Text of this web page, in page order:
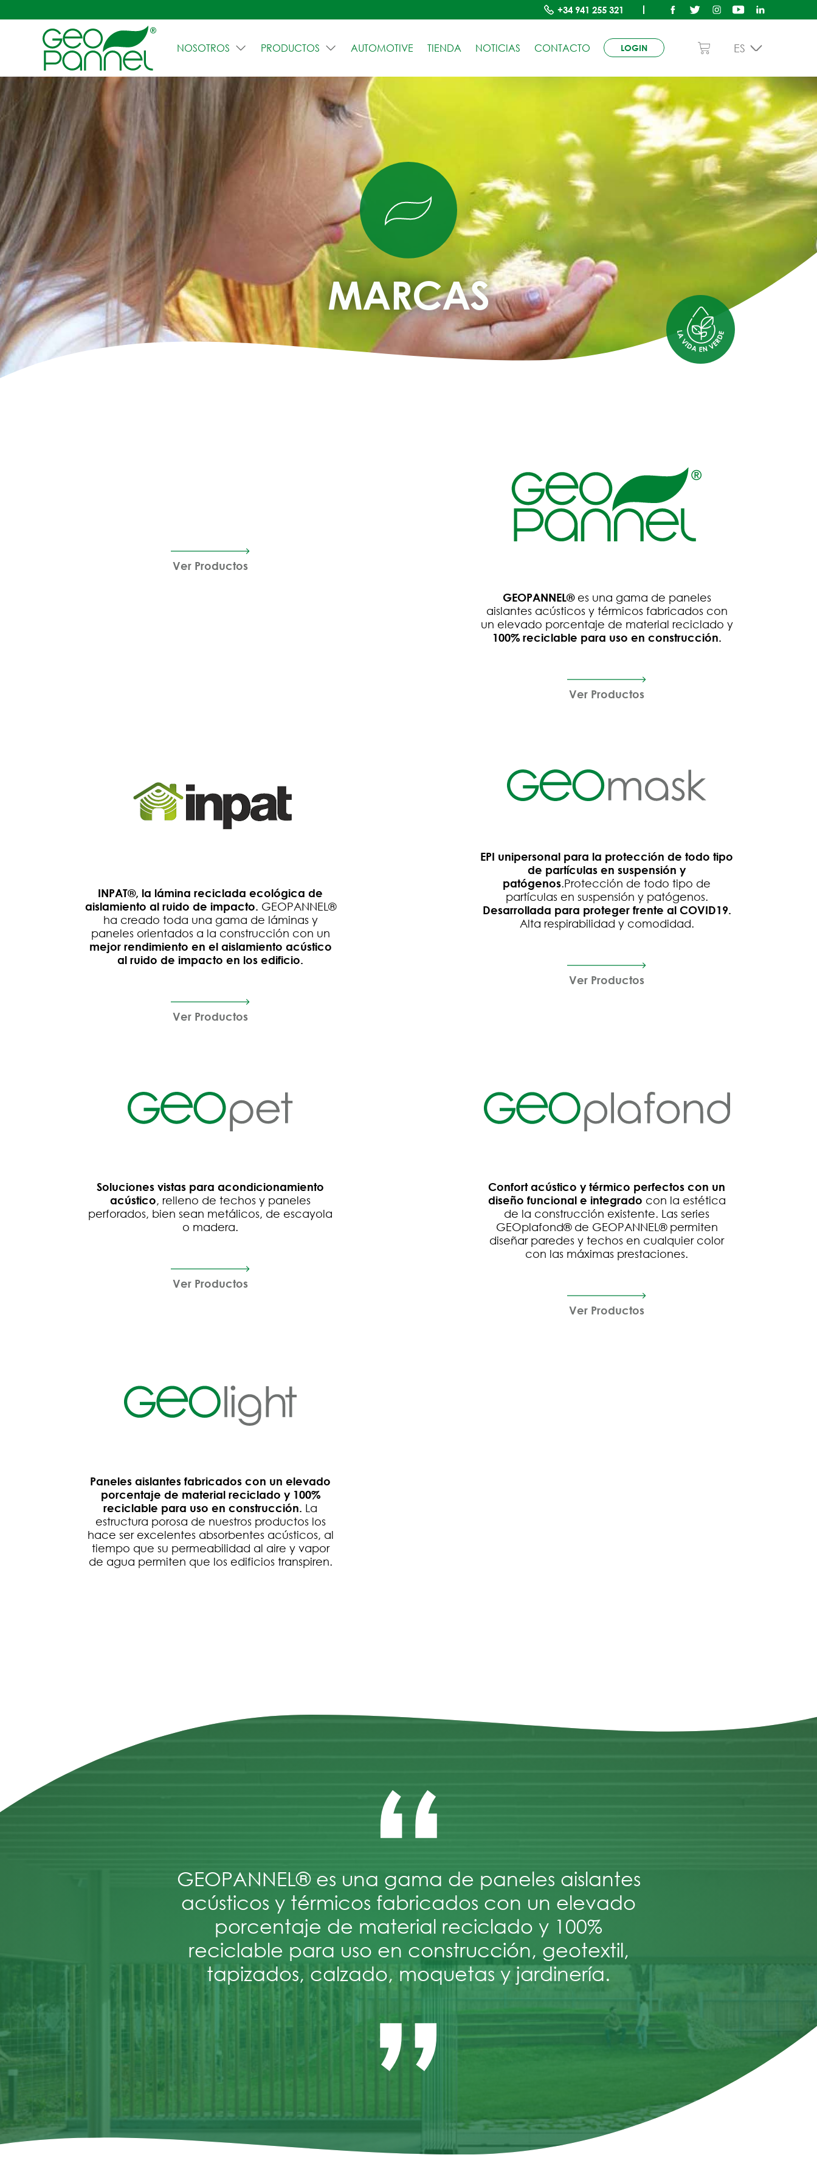
+34 941 255 321
NOSOTROS PRODUCTOS AUTOMOTIVE TIENDA NOTICIAS CONTACTO LOGIN ES
MARCAS
Ver Productos
GEOPANNEL®es una gama de paneles
aislantes acústicos y térmicos fabricados con
un elevado porcentaje de material reciclado y
100% reciclable para uso en construcción.
Ver Productos
INPAT®, la lámina reciclada ecológica de
aislamiento al ruido de impacto. GEOPANNEL®
ha creado toda una gama de láminas y
paneles orientados a la construcción con un
mejor rendimiento en el aislamiento acústico
al ruido de impacto en los edificio.
Ver Productos
EPI unipersonal para la protección de todo tipo
de partículas en suspensión y
patógenos.Protección de todo tipo de
partículas en suspensión y patógenos.
Desarrollada para proteger frente al COVID19.
Alta respirabilidad y comodidad.
Ver Productos
Soluciones vistas para acondicionamiento
acústico, relleno de techos y paneles
perforados, bien sean metálicos, de escayola
o madera.
Ver Productos
Confort acústico y térmico perfectos con un
diseño funcional e integrado con la estética
de la construcción existente. Las series
GEOplafond® de GEOPANNEL® permiten
diseñar paredes y techos en cualquier color
con las máximas prestaciones.
Ver Productos
Paneles aislantes fabricados con un elevado
porcentaje de material reciclado y 100%
reciclable para uso en construcción. La
estructura porosa de nuestros productos los
hace ser excelentes absorbentes acústicos, al
tiempo que su permeabilidad al aire y vapor
de agua permiten que los edificios transpiren.
“
GEOPANNEL® es una gama de paneles aislantes
acústicos y térmicos fabricados con un elevado
porcentaje de material reciclado y 100%
reciclable para uso en construcción, geotextil,
tapizados, calzado, moquetas y jardinería.
“